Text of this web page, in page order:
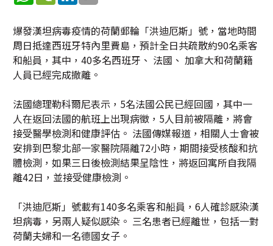
爆發漢坦病毒疫情的荷蘭郵輪「洪迪厄斯」號，當地時間
周日抵達西班牙特內里費島，預計全日共疏散約90名乘客
和船員，其中，40多名西班牙、 法國、 加拿大和荷蘭籍
人員已經完成撤離。
法國總理勒科爾尼表示，5名法國公民已經回國，其中一
人在返回法國的航班上出現病徵，5人目前被隔離，將會
接受醫學檢測和健康評估。 法國傳媒報道，相關人士會被
安排到巴黎北部一家醫院隔離72小時，期間接受核酸和抗
體檢測，如果三日後檢測結果呈陰性，將返回寓所自我隔
離42日，並接受健康檢測。
「洪迪厄斯」號載有140多名乘客和船員，6人確診感染漢
坦病毒，另兩人疑似感染。 三名患者已經離世，包括一對
荷蘭夫婦和一名德國女子。